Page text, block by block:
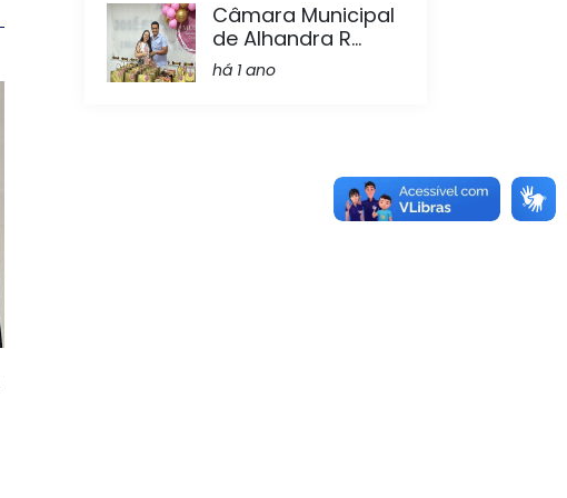
Câmara Municipal
de Alhandra R...
há 1 ano